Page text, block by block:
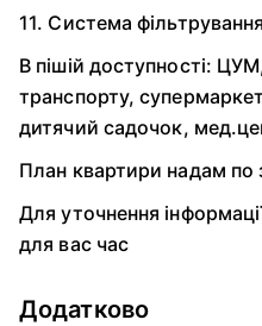
11. Система
В пішій доступності:
транспорту,
дитячий садочок,
План квартири надам по
Для уточнення
для вас час
Додатково